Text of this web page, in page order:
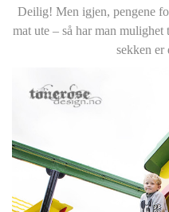
Deilig! Men igjen, pengene
mat ute – så har man
sekken er